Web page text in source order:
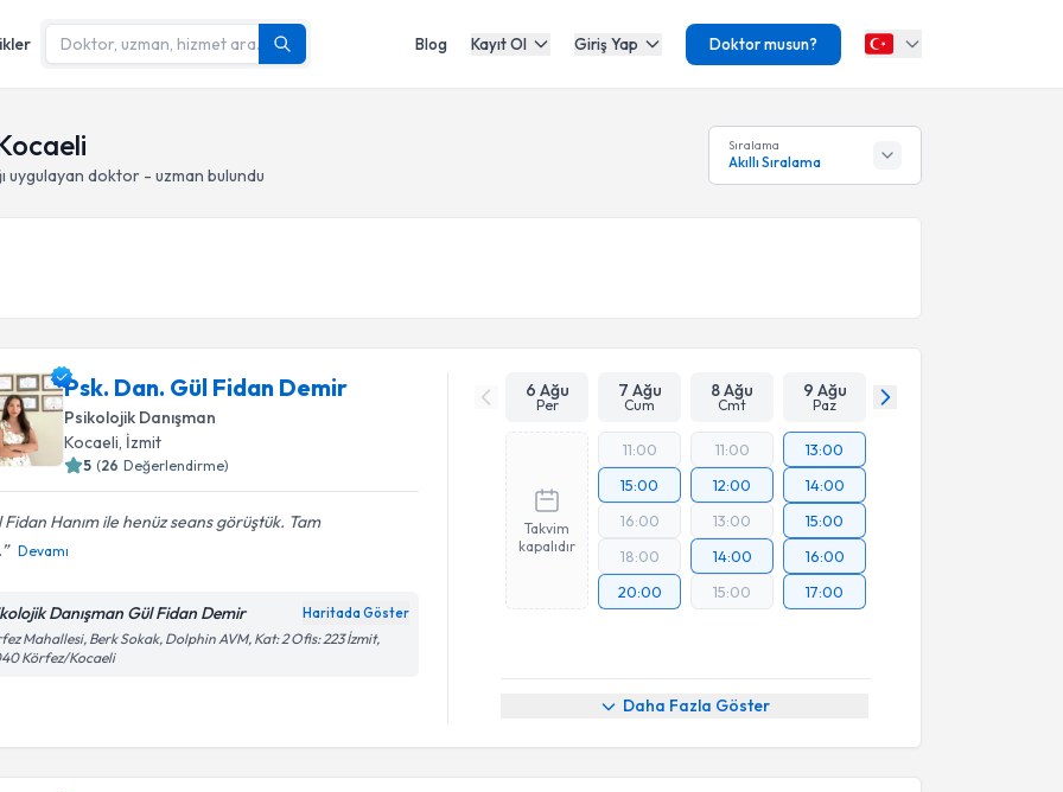
Blog Kayıt Ol Giriş Yap Doktor musun?
uygulayan doktor - uzman bulundu
Sıralama
Akıllı Sıralama
Psk. Dan. Gül Fidan Demir
Psikolojik Danışman
Kocaeli, İzmit
5 (26 Değerlendirme)
Fidan Hanım ile henüz seans görüştük. Tam
Devamı
Danışman Gül Fidan Demir Haritada Göster
Mahallesi, Berk Sokak, Dolphin AVM, Kat: 2 Ofis: 223 İzmit,
Körfez/Kocaeli
6 Ağu
Per
7 Ağu
Cum
8 Ağu
Cmt
9 Ağu
Paz
Takvim
kapalıdır
11:00
15:00
16:00
18:00
20:00
11:00
12:00
13:00
14:00
15:00
13:00
14:00
15:00
16:00
17:00
Daha Fazla Göster